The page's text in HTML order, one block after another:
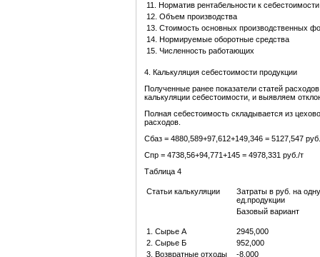
11. Норматив рентабельности к себестоимости
12. Объем производства
13. Стоимость основных производственных
14. Нормируемые оборотные средства
15. Численность работающих
4. Калькуляция себестоимости продукции
Полученные ранее показатели статей
калькуляции себестоимости, и выявляем
Полная себестоимость складывается из
расходов.
Сбаз = 4880,589+97,612+149,346 = 5127,547
Спр = 4738,56+94,771+145 = 4978,331 руб./т
Таблица 4
Статьи калькуляции
Затраты в руб. на одну
ед.продукции
Базовый вариант
1. Сырье А
2945,000
2. Сырье Б
952,000
3. Возвратные отходы
-8,000